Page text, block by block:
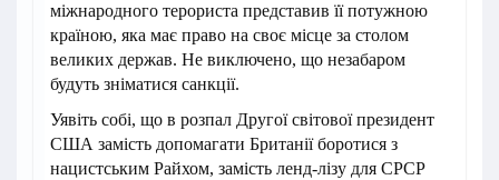
міжнародного терориста представив її потужною
країною, яка має право на своє місце за столом
великих держав. Не виключено, що незабаром
будуть зніматися санкції.
Уявіть собі, що в розпал Другої світової президент
США замість допомагати Британії боротися з
нацистським Райхом, замість ленд-лізу для СРСР